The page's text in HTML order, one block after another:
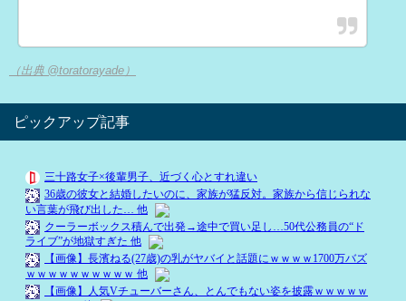
（出典 @toratorayade）
ピックアップ記事